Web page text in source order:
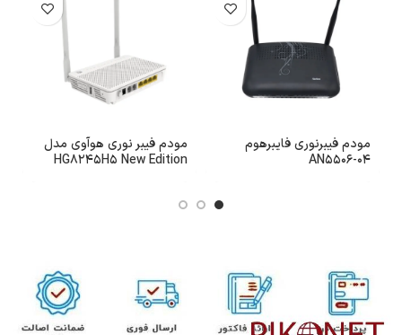
مودم فیبرنوری فایبرهوم
AN5506-04
مودم فیبر نوری هوآوی مدل
HG8245H5 New Edition